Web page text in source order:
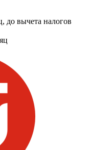
до вычета налогов